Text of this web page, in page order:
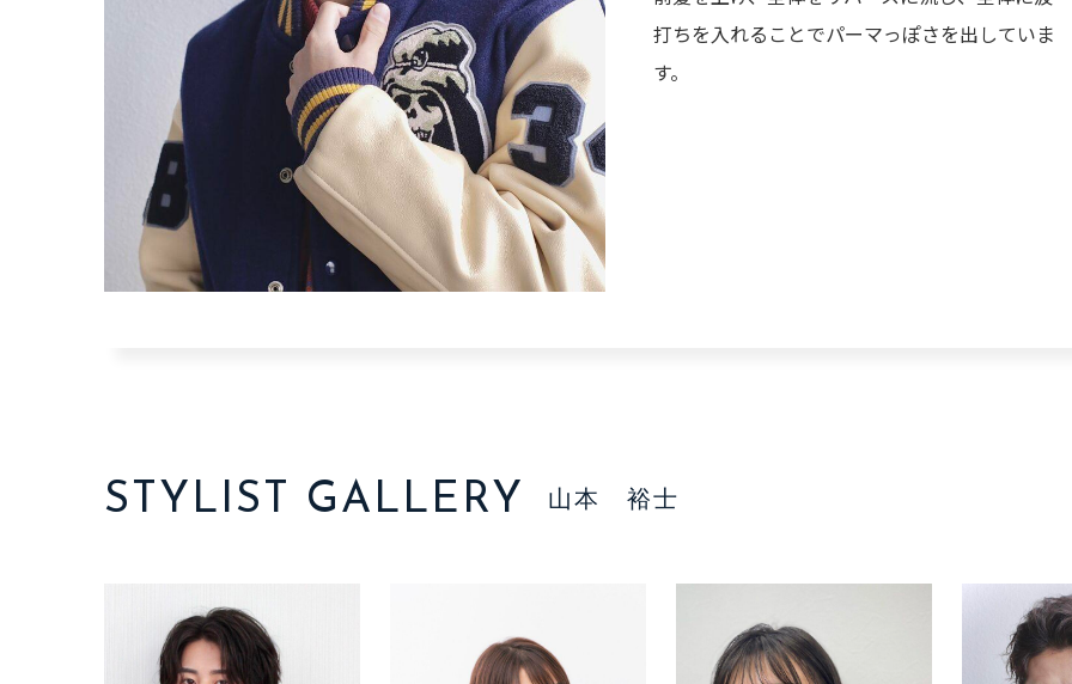
打ちを入れることでパーマっぽさを出していま
す。
STYLIST GALLERY 山本 裕士